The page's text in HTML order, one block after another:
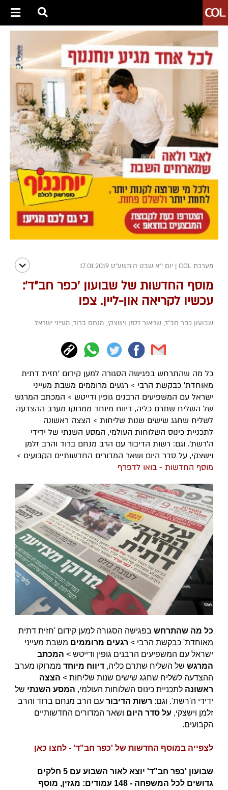
מערכת COL | יום י"א שבט ה׳תשע״ט 17.01.2019
מוסף החדשות של שבועון 'כפר חב"ד':
עכשיו לקריאה און-ליין. צפו
שבועון כפר חב"ד, שניאור זלמן וישצקי, מנחם ברוד, מעייני ישראל
כל מה שהתרחש בפגישה הסגורה למען קידום 'חזית דתית
מאוחדת' כבקשת הרבי > רגעים מרוממים משבת מעייני
ישראל עם המשפיעים הרבנים גופין ודייטש > המכתב המרגש
של השליח שתרם כליה, דיווח מיוחד ממרוקו מערב ההצדעה
לשליח שחגג שישים שנות שליחות > הצצה ראשונה
לתכניית כינוס השלוחות העולמי, המסע השנתי של ידידי
ה'רשת'. וגם: רשות הדיבור עם הרב מנחם ברוד והרב זלמן
וישצקי, על סדר היום ושאר המדורים החדשותיים הקבועים >
מוסף החדשות - בואו לדפדף
כל מה שהתרחש בפגישה הסגורה למען קידום 'חזית דתית
מאוחדת' כבקשת הרבי > רגעים מרוממים משבת מעייני
ישראל עם המשפיעים הרבנים גופין ודייטש > המכתב
המרגששל השליח שתרם כליה, דיווח מיוחד ממרוקו מערב
ההצדעה לשליח שחגג שישים שנות שליחות > הצצה
ראשונה לתכניית כינוס השלוחות העולמי, המסע השנתי של
ידידי ה'רשת'. וגם: רשות הדיבורעם הרב מנחם ברוד והרב
זלמן וישצקי, על סדר היום ושאר המדורים החדשותיים
הקבועים.
לצפייה במוסף החדשות של 'כפר חב"ד' - לחצו כאן
שבועון 'כפר חב"ד' יוצא לאור השבוע עם 5 חלקים
גדושים לכל המשפחה - 148 עמודים: מגזין, מוסף